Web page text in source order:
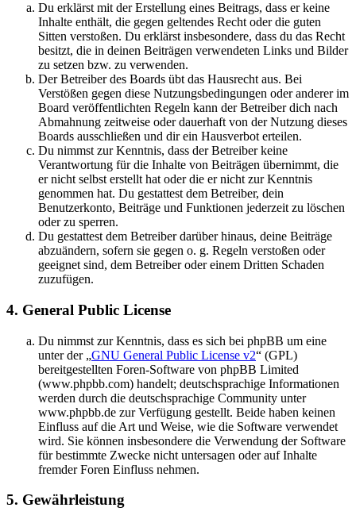
Du erklärst mit der Erstellung eines Beitrags, dass er keine
Inhalte enthält, die gegen geltendes Recht oder die guten
Sitten verstoßen. Du erklärst insbesondere, dass du das Recht
besitzt, die in deinen Beiträgen verwendeten Links und Bilder
zu setzen bzw. zu verwenden.
Der Betreiber des Boards übt das Hausrecht aus. Bei
Verstößen gegen diese Nutzungsbedingungen oder anderer im
Board veröffentlichten Regeln kann der Betreiber dich nach
Abmahnung zeitweise oder dauerhaft von der Nutzung dieses
Boards ausschließen und dir ein Hausverbot erteilen.
Du nimmst zur Kenntnis, dass der Betreiber keine
Verantwortung für die Inhalte von Beiträgen übernimmt, die
er nicht selbst erstellt hat oder die er nicht zur Kenntnis
genommen hat. Du gestattest dem Betreiber, dein
Benutzerkonto, Beiträge und Funktionen jederzeit zu löschen
oder zu sperren.
Du gestattest dem Betreiber darüber hinaus, deine Beiträge
abzuändern, sofern sie gegen o. g. Regeln verstoßen oder
geeignet sind, dem Betreiber oder einem Dritten Schaden
zuzufügen.
4. General Public License
Du nimmst zur Kenntnis, dass es sich bei phpBB um eine
unter der „GNU General Public License v2“ (GPL)
bereitgestellten Foren-Software von phpBB Limited
(www.phpbb.com) handelt; deutschsprachige Informationen
werden durch die deutschsprachige Community unter
www.phpbb.de zur Verfügung gestellt. Beide haben keinen
Einfluss auf die Art und Weise, wie die Software verwendet
wird. Sie können insbesondere die Verwendung der Software
für bestimmte Zwecke nicht untersagen oder auf Inhalte
fremder Foren Einfluss nehmen.
5. Gewährleistung